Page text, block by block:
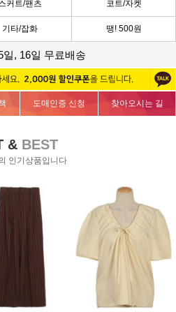
커트/팬츠 코트/자켓
기타/잡화 땡! 500원
일, 16일 무료배송
도매인증 신청 찾아오시는 길
& BEST
인기상품입니다